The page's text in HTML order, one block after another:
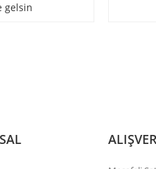
gelsin